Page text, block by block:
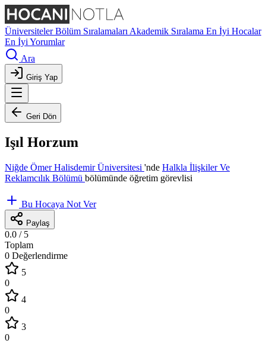
ÜniversitelerBölüm Sıralamaları Akademik Sıralama En İyi Hocalar
En İyi Yorumlar
Ara
Giriş Yap
Geri Dön
Işıl Horzum
Niğde Ömer Halisdemir Üniversitesi 'nde Halkla İlişkiler Ve
Reklamcılık Bölümü bölümünde öğretim görevlisi
Bu Hocaya Not Ver
Paylaş
0.0 / 5
Toplam
0 Değerlendirme
5
0
4
0
3
0